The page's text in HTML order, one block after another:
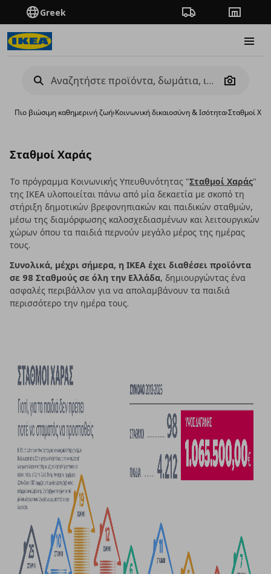
Greek Πορεία παραγγελίας
Camera
Πιο βιώσιμη καθημερινή ζωή›Κοινωνική δικαιοσύνη & Ισότητα›Σταθμοί
Σταθμοί Χαράς
To πρόγραμμα Κοινωνικής Υπευθυνότητας "Σταθμοί Χαράς"
της ΙΚΕΑ υλοποιείται πάνω από μία δεκαετία με σκοπό τη
στήριξη δημοτικών βρεφονηπιακών και παιδικών σταθμών,
μέσω της διαμόρφωσης καλοσχεδιασμένων και λειτουργικών
χώρων όπου τα παιδιά περνούν μεγάλο μέρος της ημέρας
τους.
Συνολικά, μέχρι σήμερα, η ΙΚΕΑ έχει διαθέσει προϊόντα
σε 98 Σταθμούς σε όλη την Ελλάδα, δημιουργώντας ένα
ασφαλές περιβάλλον για να απολαμβάνουν τα παιδιά
περισσότερο την ημέρα τους.